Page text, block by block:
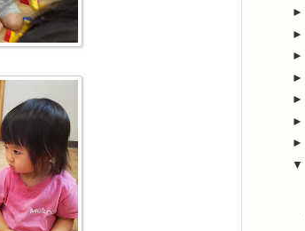
►
►
►
►
►
►
►
▼